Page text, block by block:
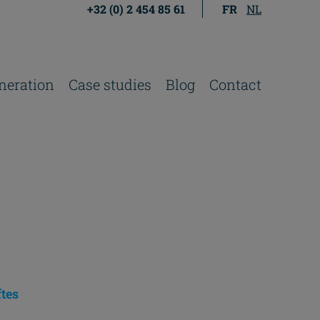
+32 (0) 2 454 85 61 FR NL
Case studies Blog Contact